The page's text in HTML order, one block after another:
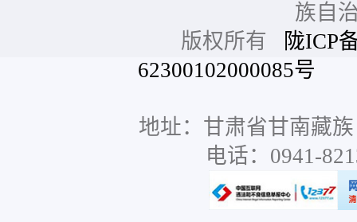
族自
版权所有
陇ICP
62300102000085号
地址：甘肃省甘南藏
电话：0941-